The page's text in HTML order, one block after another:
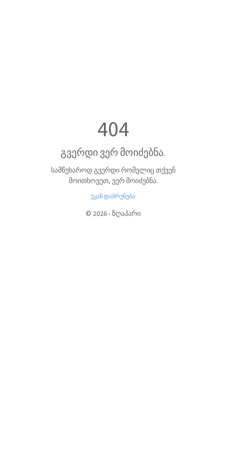
404
გვერდი ვერ მოიძებნა.
სამწუხაროდ გვერდი რომელიც თქვენ
მოითხოვეთ, ვერ მოიძებნა.
უკან დაბრუნება
© 2026-ზღაპარი